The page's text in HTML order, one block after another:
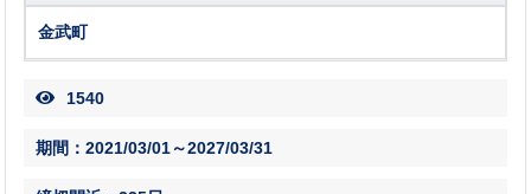
金武町
1540
期間：2021/03/01～2027/03/31